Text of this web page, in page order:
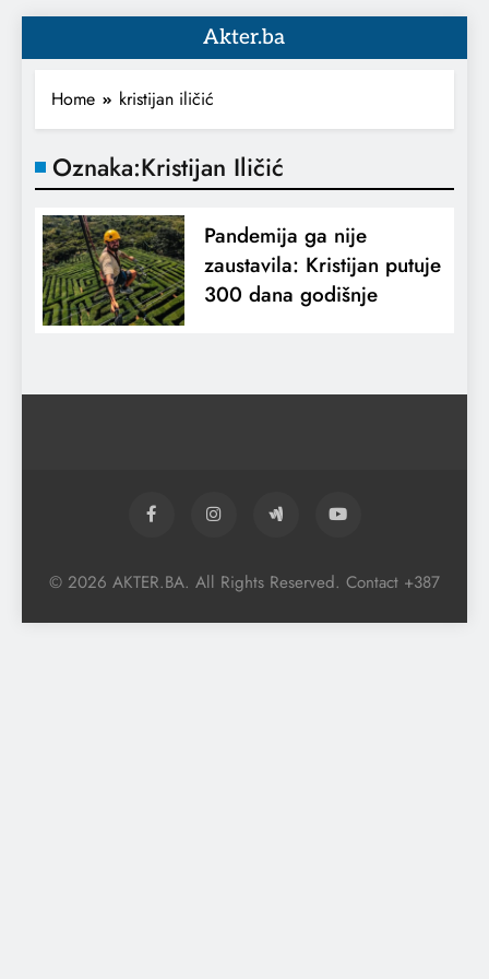
Akter.ba
Home kristijan iličić
Oznaka:Kristijan Iličić
Pandemija ga nije
zaustavila: Kristijan putuje
300 dana godišnje
© 2026 AKTER.BA. All Rights Reserved. Contact +387